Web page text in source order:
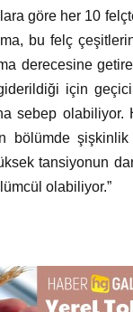
göre her 10
bu felç
derecesine
için
sebep
bölümde
tansiyonun
olabiliyor.”